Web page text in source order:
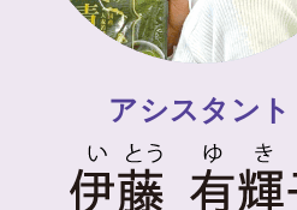
アシスタント